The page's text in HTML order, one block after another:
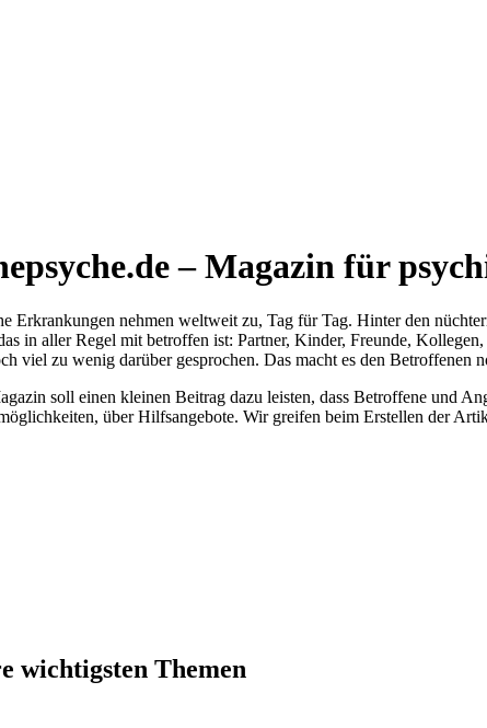
– Magazin für
Erkrankungen nehmen weltweit zu, Tag für Tag. Hinter den
in aller Regel mit betroffen ist: Partner, Kinder, Freunde,
viel zu wenig darüber gesprochen. Das macht es den Betroffenen
soll einen kleinen Beitrag dazu leisten, dass Betroffene und
über Hilfsangebote. Wir greifen beim Erstellen der
wichtigsten Themen